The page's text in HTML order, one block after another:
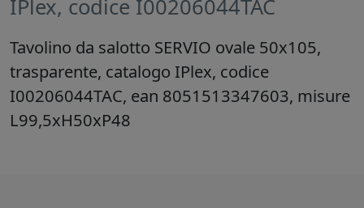
IPlex, codice I00206044TAC
Tavolino da salotto SERVIO ovale 50x105,
trasparente, catalogo IPlex, codice
I00206044TAC, ean 8051513347603, misure
L99,5xH50xP48